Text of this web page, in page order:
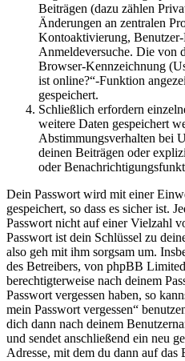
Beiträgen (dazu zählen
Änderungen an zentralen
Kontoaktivierung, Benutzer-
Anmeldeversuche. Die von
Browser-Kennzeichnung
ist online?“-Funktion
gespeichert.
Schließlich erfordern
weitere Daten gespeichert
Abstimmungsverhalten bei
deinen Beiträgen oder
oder
Dein Passwort wird mit einer
gespeichert, so dass es sicher ist.
Passwort nicht auf einer Vielzahl
Passwort ist dein Schlüssel zu
also geh mit ihm sorgsam um.
des Betreibers, von phpBB
berechtigterweise nach deinem
Passwort vergessen haben, so
mein Passwort vergessen“
dich dann nach deinem
und sendet anschließend ein neu
Adresse, mit dem du dann auf das